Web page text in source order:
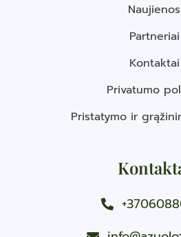
Naujienos
Partneriai
Kontaktai
Privatumo
Pristatymo ir